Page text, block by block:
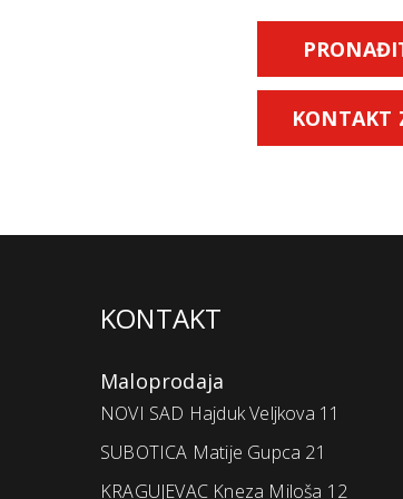
KONTAKT
KONTAKT
Maloprodaja
NOVI SAD Hajduk Veljkova 11
SUBOTICA Matije Gupca 21
KRAGUJEVAC Kneza Miloša 12